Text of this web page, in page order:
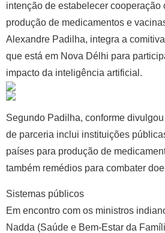
intenção de estabelecer cooperação
produção de medicamentos e
Alexandre Padilha, integra a
que está em Nova Délhi para
impacto da inteligência artificial.
Segundo Padilha, conforme
de parceria inclui instituições
países para produção de
também remédios para combater
Sistemas públicos
Em encontro com os ministros
Nadda (Saúde e Bem-Estar da